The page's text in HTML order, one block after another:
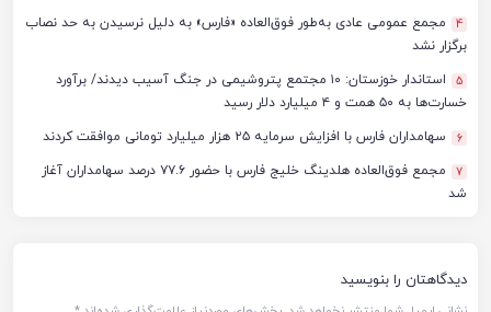
4
مجمع عمومی عادی به‌طور فوق‌العاده «فارس» به دلیل نرسیدن به حد نصاب
برگزار نشد
5
استاندار خوزستان: ۱۰ مجتمع پتروشیمی در جنگ آسیب دیدند/ برآورد
خسارت‌ها به ۵۰ همت و ۴ میلیارد دلار رسید
6 سهامداران فارس با افزایش سرمایه ۲۵ هزار میلیارد تومانی موافقت کردند
7
مجمع فوق‌العاده هلدینگ خلیج فارس با حضور ۷۷.۶ درصد سهامداران آغاز
شد
دیدگاهتان را بنویسید